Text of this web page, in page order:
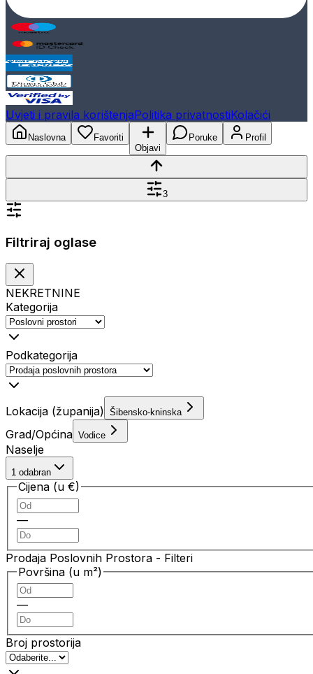
Uvjeti i pravila korištenjaPolitika privatnostiKolačići
Naslovna
Favoriti
Objavi
Poruke Profil
3
Filtriraj oglase
NEKRETNINE
Kategorija
Podkategorija
Lokacija (županija) Šibensko-kninska
Grad/Općina Vodice
Naselje
1 odabran
Cijena (u €)
—
Prodaja Poslovnih Prostora - Filteri
Površina (u m²)
—
Broj prostorija